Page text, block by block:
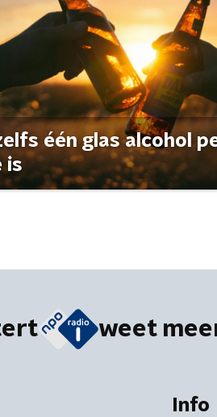
één glas alcohol
is
weet
Info